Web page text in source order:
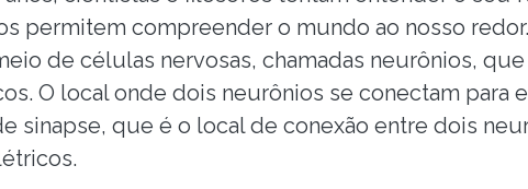
permitem compreender o mundo ao nosso
de células nervosas, chamadas neurônios,
O local onde dois neurônios se conectam para
sinapse, que é o local de conexão entre dois